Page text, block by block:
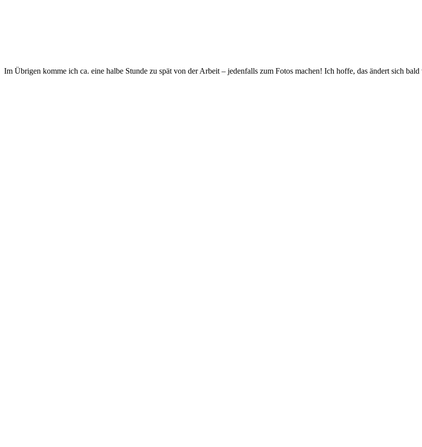
Im Übrigen komme ich ca. eine halbe Stunde zu spät von der Arbeit – jedenfalls zum Fotos machen! Ich hoffe, das ändert sich